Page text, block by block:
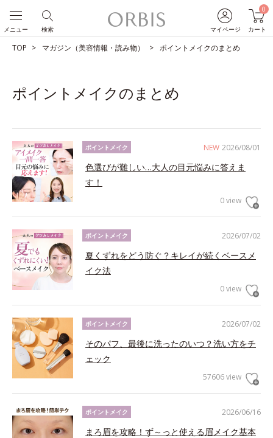
マイページ
0
カート
検索
メニュー
TOP マガジン（美容情報・読み物） ポイントメイクのまとめ
ポイントメイクのまとめ
NEW 2026/08/01
ポイントメイク
色選びが難しい…大人の目元悩みに答えま
す！
0 view
2026/07/02
ポイントメイク
夏くずれをどう防ぐ？キレイが続くベースメ
イク法
0 view
2026/07/02
ポイントメイク
そのパフ、最後に洗ったのいつ？洗い方をチ
ェック
57606 view
2026/06/16
ポイントメイク
まろ眉を攻略！ず～っと使える眉メイク基本